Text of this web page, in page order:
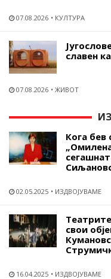
07.08.2026 КУЛТУРА
славен
07.08.2026 ЖИВОТ
Кога бев
02.05.2025 ИЗДВОЈУВАМЕ
свои
16.04.2025 ИЗДВОЈУВАМЕ